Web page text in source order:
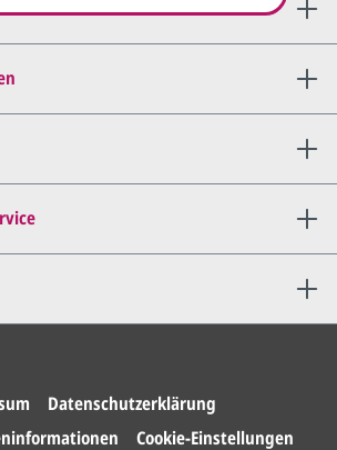
Datenschutzerklärung
Cookie-Einstellungen